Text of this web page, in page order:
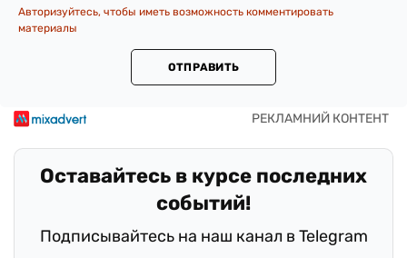
Авторизуйтесь, чтобы иметь возможность комментировать
материалы
ОТПРАВИТЬ
Оставайтесь в курсе последних
событий!
Подписывайтесь на наш канал в Telegram